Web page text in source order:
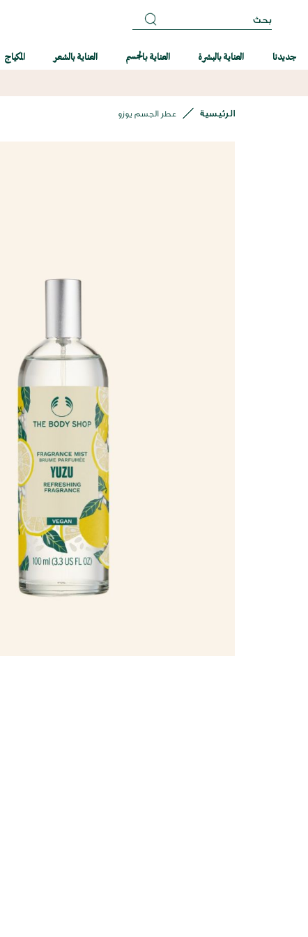
بحث
جديدنا العناية بالبشرة العناية بالجسم العناية بالشعر المكياج
الرئيسية عطر الجسم يوزو